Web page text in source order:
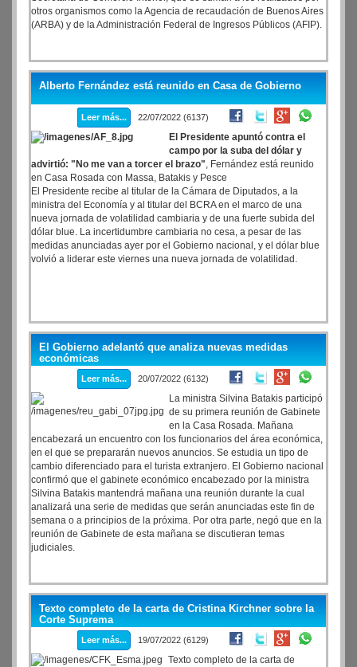
otros organismos como la Agencia de recaudación de Buenos Aires
(ARBA) y de la Administración Federal de Ingresos Públicos (AFIP).
Alberto Fernández está reunido en Casa de Gobierno
Leer más... 22/07/2022 (6137)
El Presidente apuntó contra el
campo por la suba del dólar y
advirtió: "No me van a torcer el brazo", Fernández está reunido
en Casa Rosada con Massa, Batakis y Pesce
El Presidente recibe al titular de la Cámara de Diputados, a la
ministra del Economía y al titular del BCRA en el marco de una
nueva jornada de volatilidad cambiaria y de una fuerte subida del
dólar blue. La incertidumbre cambiaria no cesa, a pesar de las
medidas anunciadas ayer por el Gobierno nacional, y el dólar blue
volvió a liderar este viernes una nueva jornada de volatilidad.
El Gobierno adelantó que analiza nuevas medidas
económicas
Leer más... 20/07/2022 (6132)
La ministra Silvina Batakis participó
de su primera reunión de Gabinete
en la Casa Rosada. Mañana
encabezará un encuentro con los funcionarios del área económica,
en el que se prepararán nuevos anuncios. Se estudia un tipo de
cambio diferenciado para el turista extranjero. El Gobierno nacional
confirmó que el gabinete económico encabezado por la ministra
Silvina Batakis mantendrá mañana una reunión durante la cual
analizará una serie de medidas que serán anunciadas este fin de
semana o a principios de la próxima. Por otra parte, negó que en la
reunión de Gabinete de esta mañana se discutieran temas
judiciales.
Texto completo de la carta de Cristina Kirchner sobre la
Corte Suprema
Leer más... 19/07/2022 (6129)
Texto completo de la carta de